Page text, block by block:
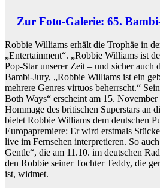
Zur Foto-Galerie: 65.
Robbie Williams erhält die Trophäe in
„Entertainment“. „Robbie Williams ist
Pop-Star unserer Zeit – und sicher auch
Bambi-Jury, „Robbie Williams ist ein
mehrere Genres virtuos beherrscht.“
Both Ways“ erscheint am 15.
Hommage des britischen Superstars an
bietet Robbie Williams dem deutschen
Europapremiere: Er wird erstmals
live im Fernsehen interpretieren. So
Gentle“, die am 11.10. im deutschen
den Robbie seiner Tochter Teddy, die
ist, widmet.